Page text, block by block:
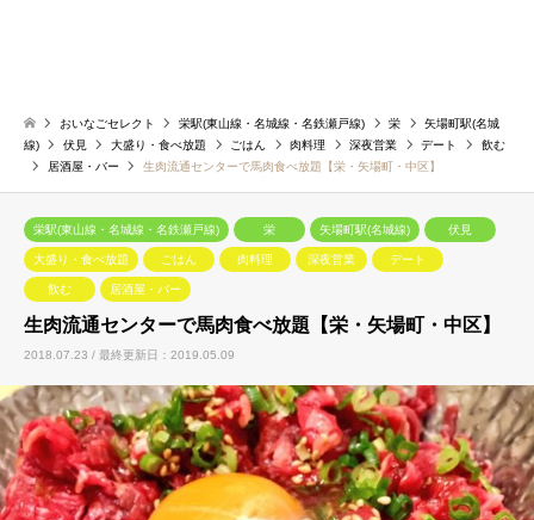
おいなごセレクト 栄駅(東山線・名城線・名鉄瀬戸線) 栄
矢場町駅(名城
線)
伏見 大盛り・食べ放題 ごはん 肉料理 深夜営業 デート
飲む
居酒屋・バー
生肉流通センターで馬肉食べ放題【栄・矢場町・中区】
栄駅(東山線・名城線・名鉄瀬戸線) 栄 矢場町駅(名城線) 伏見
大盛り・食べ放題 ごはん 肉料理 深夜営業 デート
飲む 居酒屋・バー
生肉流通センターで馬肉食べ放題【栄・矢場町・中区】
2018.07.23 / 最終更新日：2019.05.09